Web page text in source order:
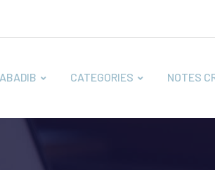
ABADIB CATEGORIES NOTES